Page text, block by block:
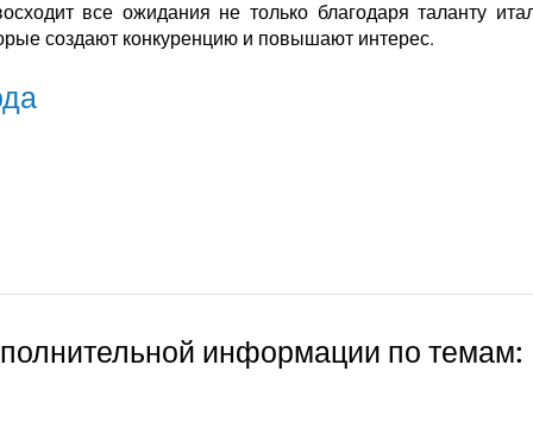
все ожидания не только благодаря таланту
создают конкуренцию и повышают интерес.
информации по темам: